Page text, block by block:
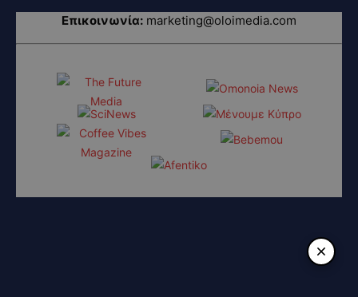
Επικοινωνία: marketing@oloimedia.com